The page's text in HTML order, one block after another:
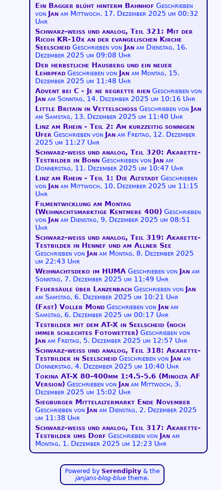
Ein Bagger blüht hinterm Bahnhof Geschrieben
von Jan am Mittwoch, 17. Dezember 2025 um 00:32
Uhr
Schwarz-weiß und analog, Teil 321: Mit der
Ricoh KR-10x an der evangelischen Kirche
Seelscheid Geschrieben von Jan am Dienstag, 16.
Dezember 2025 um 09:08 Uhr
Der herbstliche Hausberg und ein neuer
Lehrpfad Geschrieben von Jan am Montag, 15.
Dezember 2025 um 11:48 Uhr
Advent bei C - Je ne regrette rien Geschrieben von
Jan am Sonntag, 14. Dezember 2025 um 10:16 Uhr
Little Britain in Vettelschoss Geschrieben von Jan
am Samstag, 13. Dezember 2025 um 11:40 Uhr
Linz am Rhein - Teil 2: Am kurzzeitig sonnigen
Ufer Geschrieben von Jan am Freitag, 12. Dezember
2025 um 11:27 Uhr
Schwarz-weiß und analog, Teil 320: Akarette-
Testbilder in Bonn Geschrieben von Jan am
Donnerstag, 11. Dezember 2025 um 10:47 Uhr
Linz am Rhein - Teil 1: Die Altstadt Geschrieben
von Jan am Mittwoch, 10. Dezember 2025 um 11:15
Uhr
Filmentwicklung am Montag
(Weihnachtsmarktige Kentmere 400) Geschrieben
von Jan am Dienstag, 9. Dezember 2025 um 08:51
Uhr
Schwarz-weiß und analog, Teil 319: Akarette-
Testbilder in Hennef und am Allner See
Geschrieben von Jan am Montag, 8. Dezember 2025
um 22:43 Uhr
Weihnachtsdeko im HUMA Geschrieben von Jan am
Sonntag, 7. Dezember 2025 um 11:49 Uhr
Feuersäule über Lanzenbach Geschrieben von Jan
am Samstag, 6. Dezember 2025 um 10:21 Uhr
(Fast) Voller Mond Geschrieben von Jan am
Samstag, 6. Dezember 2025 um 00:17 Uhr
Testbilder mit dem AT-X in Seelscheid (noch
immer schlechtes Fotowetter) Geschrieben von
Jan am Freitag, 5. Dezember 2025 um 12:57 Uhr
Schwarz-weiß und analog, Teil 318: Akarette-
Testbilder in Seelscheid Geschrieben von Jan am
Donnerstag, 4. Dezember 2025 um 10:40 Uhr
Tokina AT-X 80-400mm 1:4.5-5.6 (Minolta AF
Version) Geschrieben von Jan am Mittwoch, 3.
Dezember 2025 um 15:02 Uhr
Siegburger Mittelaltermarkt Ende November
Geschrieben von Jan am Dienstag, 2. Dezember 2025
um 11:38 Uhr
Schwarz-weiß und analog, Teil 317: Akarette-
Testbilder ums Dorf Geschrieben von Jan am
Montag, 1. Dezember 2025 um 12:23 Uhr
Powered by Serendipity & the
janjans-blog-blue theme.